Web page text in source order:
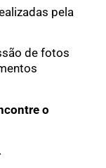
pela
de fotos
o